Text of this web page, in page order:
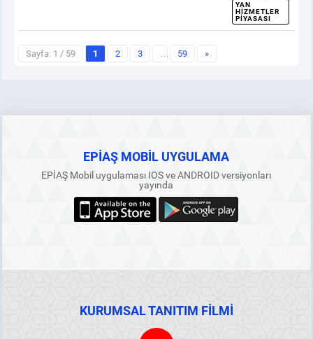
YAN
HIZMETLER
PIYASASI
Sayfa: 1 / 59 1 2 3 … 59 »
EPİAŞ MOBİL UYGULAMA
EPİAŞ Mobil uygulaması IOS ve ANDROID versiyonları
yayında
KURUMSAL TANITIM FİLMİ